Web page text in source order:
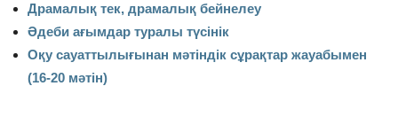
Драмалық тек, драмалық бейнелеу
Әдеби ағымдар туралы түсінік
Оқу сауаттылығынан мәтіндік сұрақтар жауабымен
(16-20 мәтін)